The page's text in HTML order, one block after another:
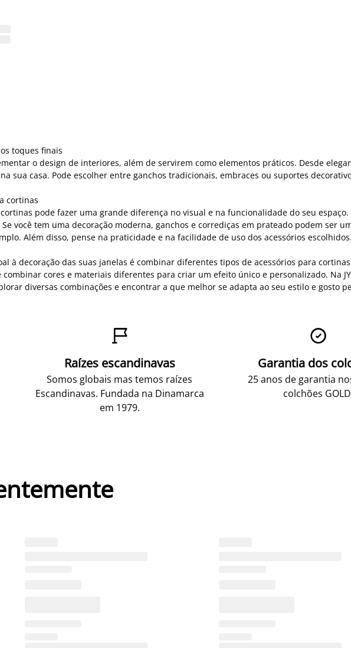
toques finais
o design de interiores, além de servirem como elementos práticos. Desde
sua casa. Pode escolher entre ganchos tradicionais, embraces ou suportes
cortinas
pode fazer uma grande diferença no visual e na funcionalidade do seu
você tem uma decoração moderna, ganchos e corrediças em prateado podem ser
Além disso, pense na praticidade e na facilidade de uso dos acessórios
à decoração das suas janelas é combinar diferentes tipos de acessórios para
cores e materiais diferentes para criar um efeito único e personalizado. Na
diversas combinações e encontrar a que melhor se adapta ao seu estilo e gosto

Raízes escandinavas
Somos globais mas temos raízes
Escandinavas. Fundada na Dinamarca
em 1979.

Garantia dos
25 anos de garantia
colchões